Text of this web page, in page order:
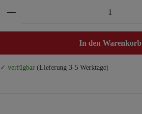
Produkt Anzahl: Gib den
In den Warenkorb
✓ verfügbar (Lieferung 3-5 Werktage)